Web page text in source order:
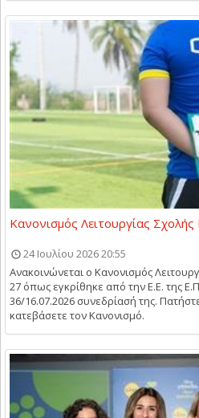
Κανονισμός Λειτουργίας
24 Ιουλίου 2026 20:55
Ανακοινώνεται ο Κανονισμός
27 όπως εγκρίθηκε από την Ε.Ε. της
36/16.07.2026 συνεδρίασή της.
κατεβάσετε τον Κανονισμό.